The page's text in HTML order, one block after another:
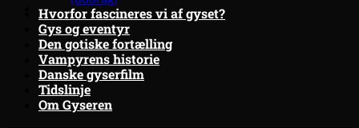
Hvorfor fascineres vi af gyset?
Gys og eventyr
Den gotiske fortælling
Vampyrens historie
Danske gyserfilm
Tidslinje
Om Gyseren